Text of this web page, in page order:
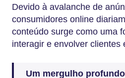
Devido à avalanche de
consumidores online
conteúdo surge como uma
interagir e envolver clientes
Um mergulho